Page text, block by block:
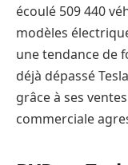
écoulé 509 440
modèles
une tendance de
déjà dépassé
grâce à ses
commerciale